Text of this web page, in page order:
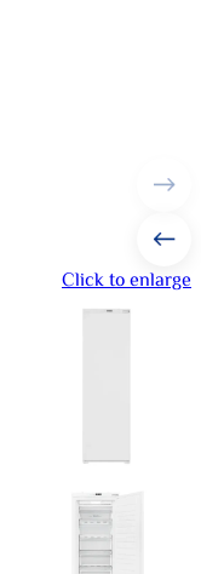
Click to enlarge